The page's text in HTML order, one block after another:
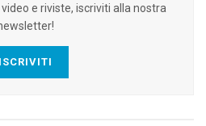
e riviste, iscriviti alla nostra
ISCRIVITI